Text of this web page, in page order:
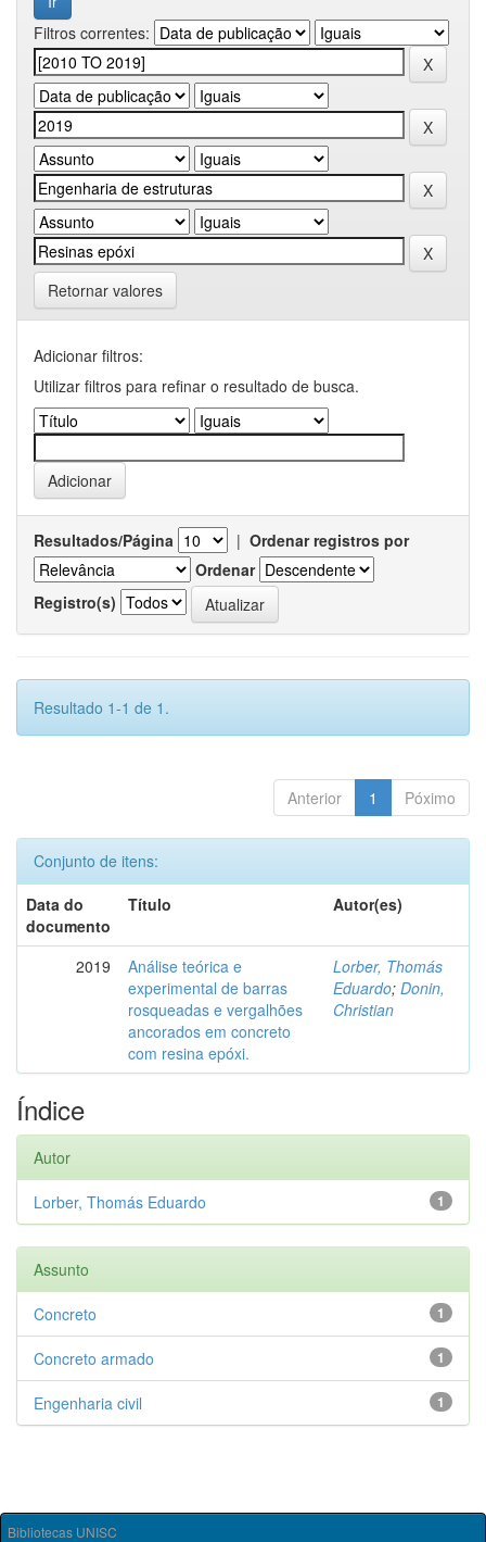
Filtros correntes:
Retornar valores
Adicionar filtros:
Utilizar filtros para refinar o resultado de busca.
Resultados/Página | Ordenar registros por
Ordenar
Registro(s)
Resultado 1-1 de 1.
Anterior 1 Póximo
Conjunto de itens:
Data do
documento
Título Autor(es)
2019
Análise teórica e
experimental de barras
rosqueadas e vergalhões
ancorados em concreto
com resina epóxi.
Lorber, Thomás
Eduardo; Donin,
Christian
Índice
Autor
1
Lorber, Thomás Eduardo
Assunto
1
Concreto
1
Concreto armado
1
Engenharia civil
Bibliotecas UNISC